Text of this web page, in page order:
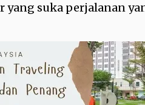
suka perjalanan